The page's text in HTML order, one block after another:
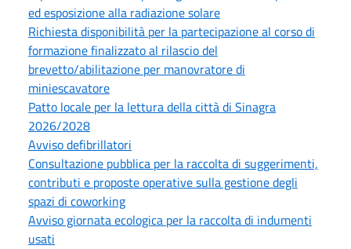
ed esposizione alla radiazione solare
Richiesta disponibilità per la partecipazione al corso di
formazione finalizzato al rilascio del
brevetto/abilitazione per manovratore di
miniescavatore
Patto locale per la lettura della città di Sinagra
2026/2028
Avviso defibrillatori
Consultazione pubblica per la raccolta di suggerimenti,
contributi e proposte operative sulla gestione degli
spazi di coworking
Avviso giornata ecologica per la raccolta di indumenti
usati